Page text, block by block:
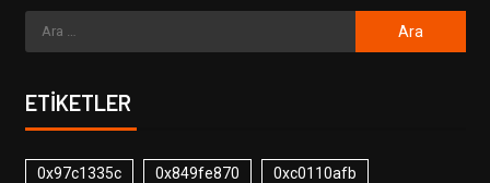
ETIKETLER
0x97c1335c 0x849fe870 0xc0110afb